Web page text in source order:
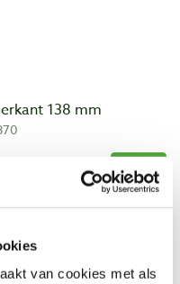
van cookies met als
138 mm